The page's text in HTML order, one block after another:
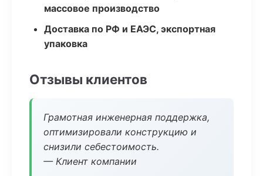
массовое производство
Доставка по РФ и ЕАЭС, экспортная
упаковка
Отзывы клиентов
Грамотная инженерная поддержка,
оптимизировали конструкцию и
снизили себестоимость.
— Клиент компании